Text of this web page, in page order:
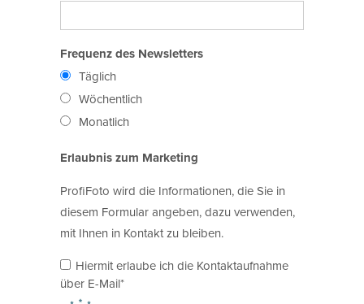
Frequenz des Newsletters
Täglich
Wöchentlich
Monatlich
Erlaubnis zum Marketing
ProfiFoto wird die Informationen, die Sie in
diesem Formular angeben, dazu verwenden,
mit Ihnen in Kontakt zu bleiben.
Hiermit erlaube ich die Kontaktaufnahme
über E-Mail*